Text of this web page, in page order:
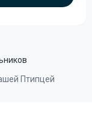
Птипцей